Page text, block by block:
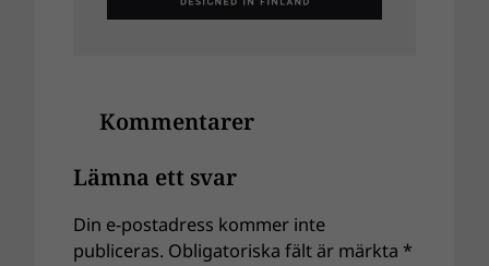
Kommentarer
Lämna ett svar
Din e-postadress kommer inte
publiceras. Obligatoriska fält är märkta *